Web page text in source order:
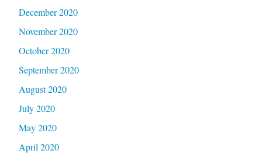
December 2020
November 2020
October 2020
September 2020
August 2020
July 2020
May 2020
April 2020